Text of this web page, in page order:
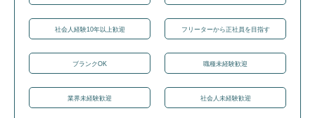
社会人経験10年以上歓迎 フリーターから正社員を目指す
ブランクOK 職種未経験歓迎
業界未経験歓迎 社会人未経験歓迎